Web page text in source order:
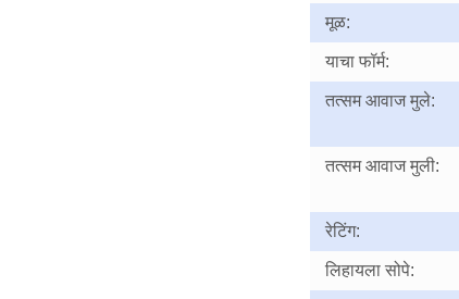
मूळ:
याचा फॉर्म:
तत्सम आवाज मुले:
तत्सम आवाज मुली:
रेटिंग:
लिहायला सोपे: